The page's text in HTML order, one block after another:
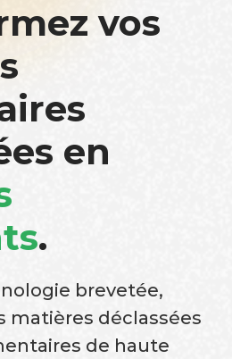
vos
en
.
brevetée,
matières déclassées
de haute